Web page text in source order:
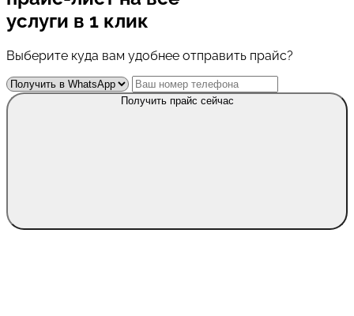
услуги в 1 клик
Выберите куда вам удобнее отправить прайс?
Получить прайс сейчас